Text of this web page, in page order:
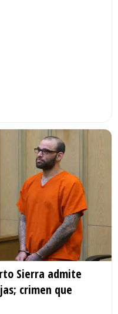
Sierra admite
crimen que